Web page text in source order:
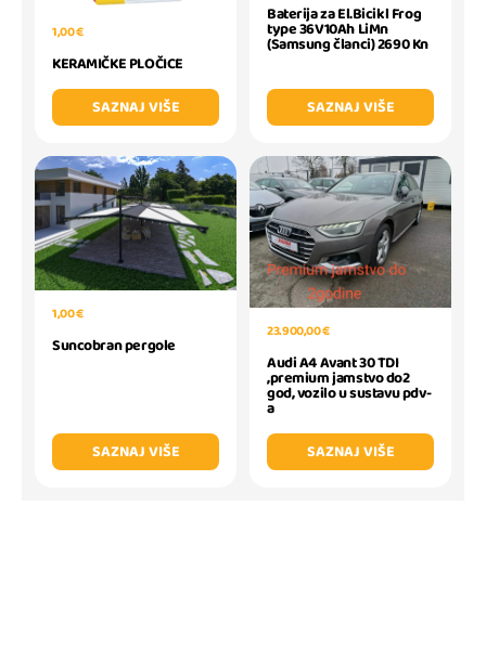
1,00 €
KERAMIČKE PLOČICE
SAZNAJ VIŠE
Baterija za El.Bicikl Frog
type 36V10Ah LiMn
(Samsung članci) 2690 Kn
SAZNAJ VIŠE
1,00 €
Suncobran pergole
SAZNAJ VIŠE
23.900,00 €
Audi A4 Avant 30 TDI
,premium jamstvo do2
god, vozilo u sustavu pdv-
a
SAZNAJ VIŠE